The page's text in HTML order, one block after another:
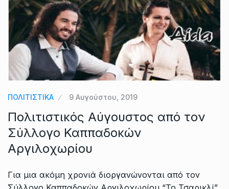
ΠΟΛΙΤΙΣΤΙΚΑ 9 Αυγούστου, 2019
Πολιτιστικός Αύγουστος από τον
Σύλλογο Καππαδοκών
Αργιλοχωρίου
Για μια ακόμη χρονιά διοργανώνονται από τον